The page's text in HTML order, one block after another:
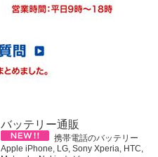
バッテリー通販
携帯電話のバッテリー
Apple iPhone, LG, Sony Xperia, HTC,